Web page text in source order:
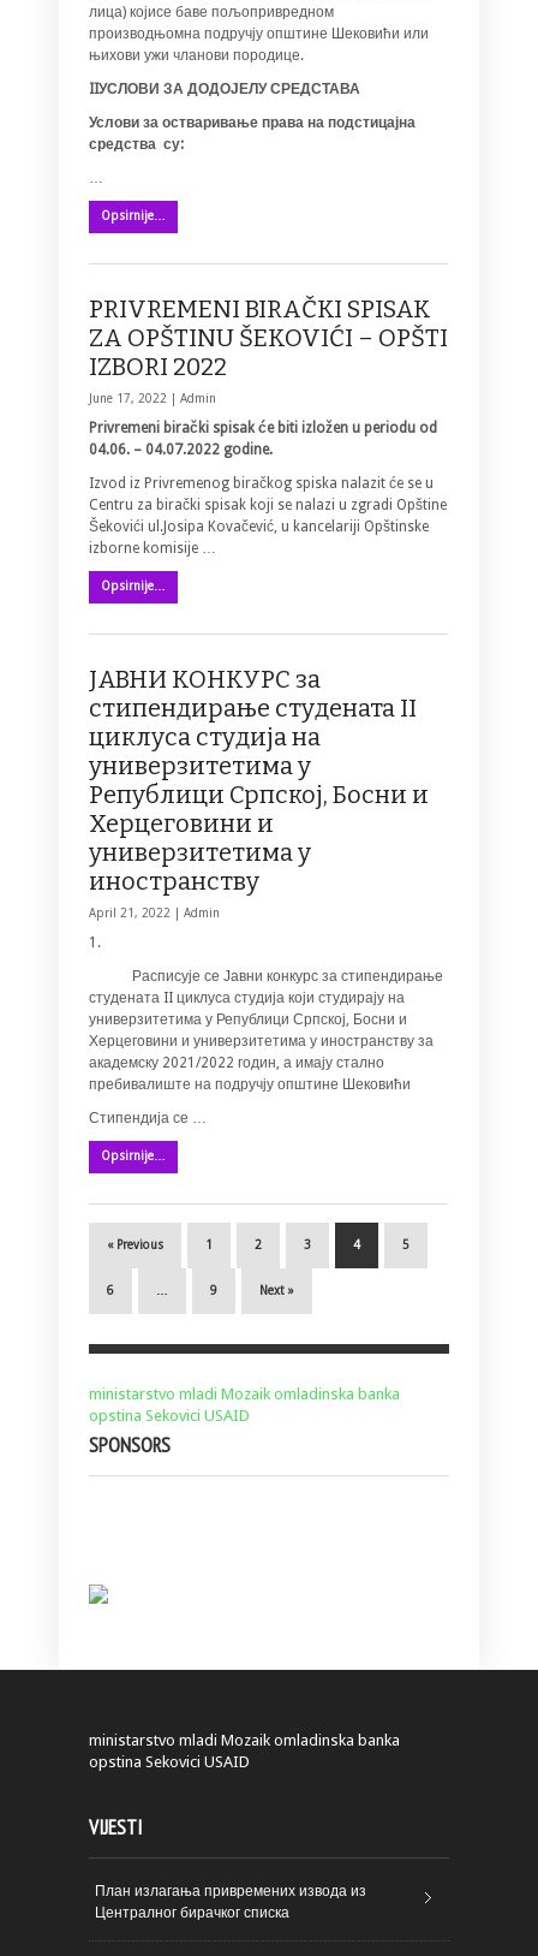
лица) којисе баве пољопривредном
производњомна подручју општине Шековићи или
њихови ужи чланови породице.
IIУСЛОВИ ЗА ДОДОЈЕЛУ СРЕДСТАВА
Услови за остваривање права на подстицајна
средства су:
…
Opsirnije…
PRIVREMENI BIRAČKI SPISAK
ZA OPŠTINU ŠEKOVIĆI – OPŠTI
IZBORI 2022
June 17, 2022 | Admin
Privremeni birački spisak će biti izložen u periodu od
04.06. – 04.07.2022 godine.
Izvod iz Privremenog biračkog spiska nalazit će se u
Centru za birački spisak koji se nalazi u zgradi Opštine
Šekovići ul.Josipa Kovačević, u kancelariji Opštinske
izborne komisije …
Opsirnije…
ЈАВНИ КОНКУРС за
стипендирање студената II
циклуса студија на
универзитетима у
Републици Српској, Босни и
Херцеговини и
универзитетима у
иностранству
April 21, 2022 | Admin
1.
Расписује се Јавни конкурс за стипендирање
студената II циклуса студија који студирају на
универзитетима у Републици Српској, Босни и
Херцеговини и универзитетима у иностранству за
академску 2021/2022 годин, а имају стално
пребивалиште на подручју општине Шековићи
Стипендија се …
Opsirnije…
« Previous 1 2 3 4 5
6 9 Next »
ministarstvo mladi Mozaik omladinska banka
opstina Sekovici USAID
SPONSORS
ministarstvo mladi Mozaik omladinska banka
opstina Sekovici USAID
VIJESTI
План излагања привремених извода из
Централног бирачког списка